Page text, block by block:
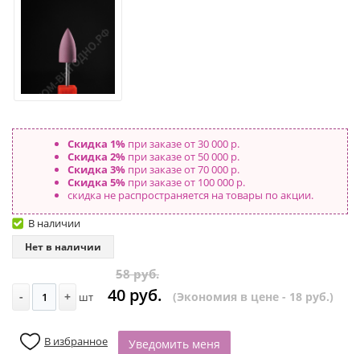
Скидка 1%при заказе от 30 000 р.
Скидка 2%при заказе от 50 000 р.
Скидка 3%при заказе от 70 000 р.
Скидка 5%при заказе от 100 000 р.
скидка не распространяется на товары по акции.
В наличии
Нет в наличии
- + шт
58 руб.
40 руб. (Экономия в цене - 18 руб.)
В избранное Уведомить меня